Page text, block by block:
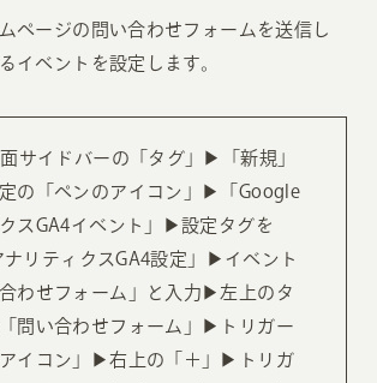
ページの問い合わせフォームを送信し
イベントを設定します。
サイドバーの「タグ」▶︎「新規」
の「ペンのアイコン」▶︎「Google
スGA4イベント」▶︎設定タグを
ナリティクスGA4設定」▶︎イベント
わせフォーム」と入力▶︎左上のタ
問い合わせフォーム」▶︎トリガー
イコン」▶︎右上の「＋」▶︎トリガ